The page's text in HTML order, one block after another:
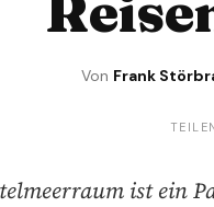
Von Frank
ist ein